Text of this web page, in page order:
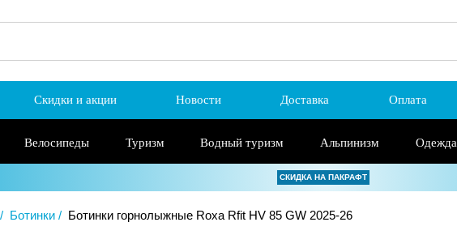
Скидки и акции Новости Доставка Оплата
Велосипеды Туризм Водный туризм Альпинизм Одежда
СКИДКА НА ПАКРАФТ
Ботинки Ботинки горнолыжные Roxa Rfit HV 85 GW 2025-26